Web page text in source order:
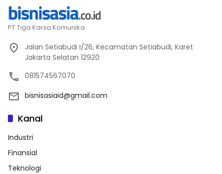
PT Tiga Karsa Komunika.
Jalan Setiabudi I/26, Kecamatan Setiabudi, Karet
Jakarta Selatan 12920
081574567070
bisnisasiaid@gmail.com
Kanal
Industri
Finansial
Teknologi